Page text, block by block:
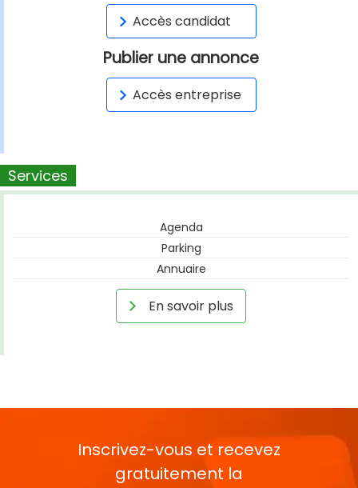
Accès candidat
Publier une annonce
Accès entreprise
Services
Agenda
Parking
Annuaire
En savoir plus
Inscrivez-vous et recevez
gratuitement la